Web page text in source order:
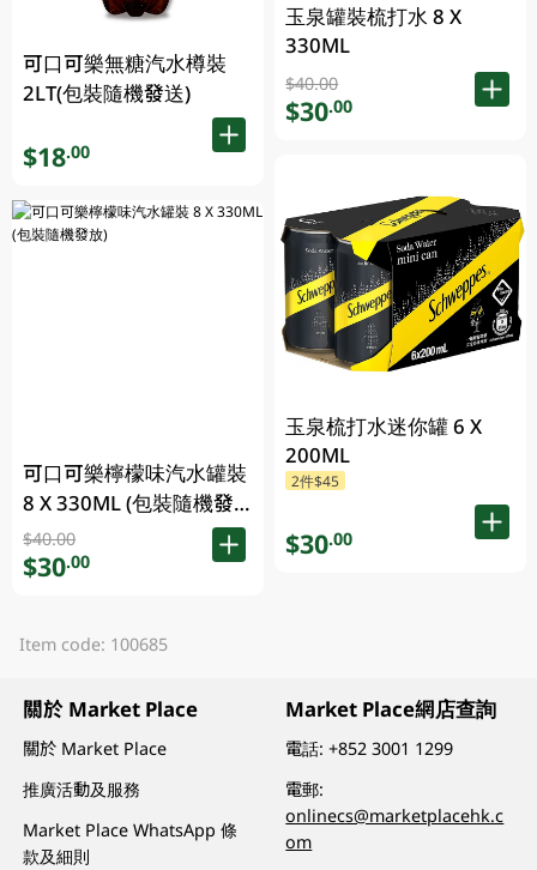
可口可樂無糖汽水樽裝
2LT(包裝隨機發送)
$18.00
可口可樂檸檬味汽水罐裝
8 X 330ML (包裝隨機發
放)
$40.00
$30.00
玉泉罐裝梳打水 8 X
330ML
$40.00
$30.00
玉泉梳打水迷你罐 6 X
200ML
2件$45
$30.00
Item code: 100685
關於 Market Place
關於 Market Place
推廣活動及服務
Market Place WhatsApp 條
款及細則
Market Place網店查詢
電話:+852 3001 1299
電郵:
onlinecs@marketplacehk.c
om